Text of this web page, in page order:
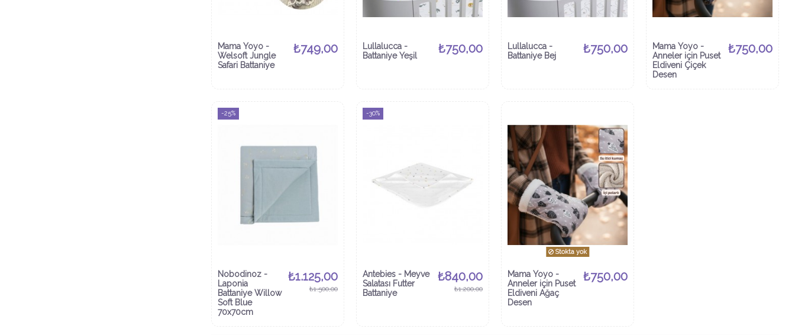
Mama Yoyo -
Welsoft Jungle
Safari Battaniye
₺749,00
Lullalucca -
Battaniye Yeşil
₺750,00
Lullalucca -
Battaniye Bej
₺750,00
Mama Yoyo -
Anneler için Puset
Eldiveni Çiçek
Desen
₺750,00
-25%
Nobodinoz -
Laponia
Battaniye Willow
Soft Blue
70x70cm
₺1.125,00
₺1.500,00
-30%
Antebies - Meyve
Salatası Futter
Battaniye
₺840,00
₺1.200,00
Stokta yok
Mama Yoyo -
Anneler için Puset
Eldiveni Ağaç
Desen
₺750,00